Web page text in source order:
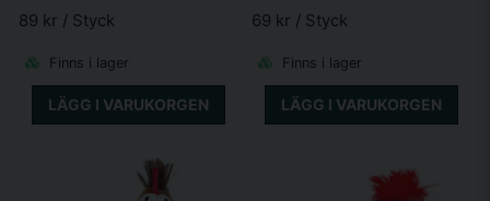
89 kr / Styck
Finns i lager
LÄGG I VARUKORGEN
69 kr / Styck
Finns i lager
LÄGG I VARUKORGEN